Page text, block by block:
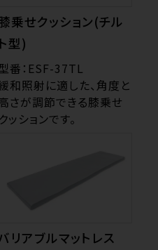
乗せクッション(チル
ト型)
番：ESF-37TL
和照射に適した、角度と
さが調節できる膝乗せ
クッションです。
リアブルマットレス